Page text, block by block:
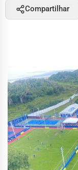
Compartilhar